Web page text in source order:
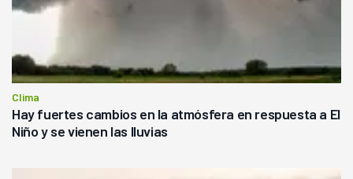
Clima
Hay fuertes cambios en la atmósfera en respuesta a El
Niño y se vienen las lluvias